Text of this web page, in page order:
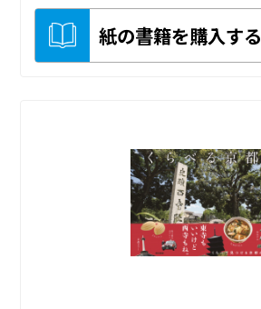
紙の書籍を購入する